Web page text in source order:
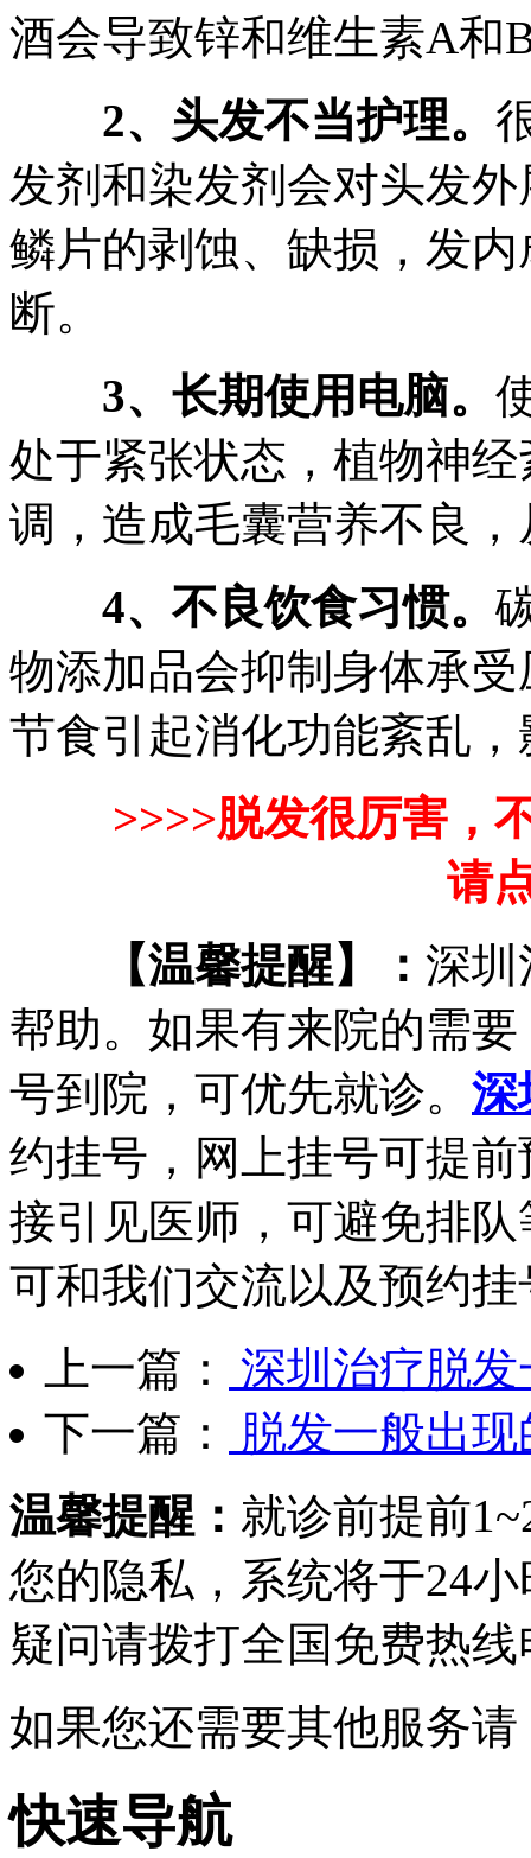
酒会导致锌和维生素A和
2、头发不当护理。
发剂和染发剂会对头发
鳞片的剥蚀、缺损，发
断。
3、长期使用电脑。
处于紧张状态，植物神
调，造成毛囊营养不良
4、不良饮食习惯。
物添加品会抑制身体承
节食引起消化功能紊乱
>>>>脱发很厉害，
请
【温馨提醒】： 深圳
帮助。如果有来院的需
号到院，可优先就诊。 深
约挂号，网上挂号可提
接引见医师，可避免排
可和我们交流以及预约挂
上一篇：
深圳治疗脱
下一篇：
脱发一般出现
温馨提醒： 就诊前提前
您的隐私，系统将于24
疑问请拨打全国免费热线
如果您还需要其他服务
快速导航